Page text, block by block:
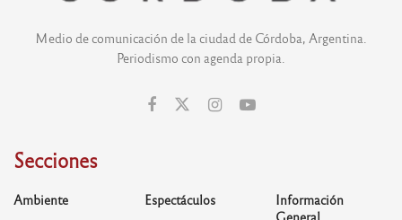
Medio de comunicación de la ciudad de Córdoba, Argentina.
Periodismo con agenda propia.
Secciones
Ambiente
Espectáculos
Información
General